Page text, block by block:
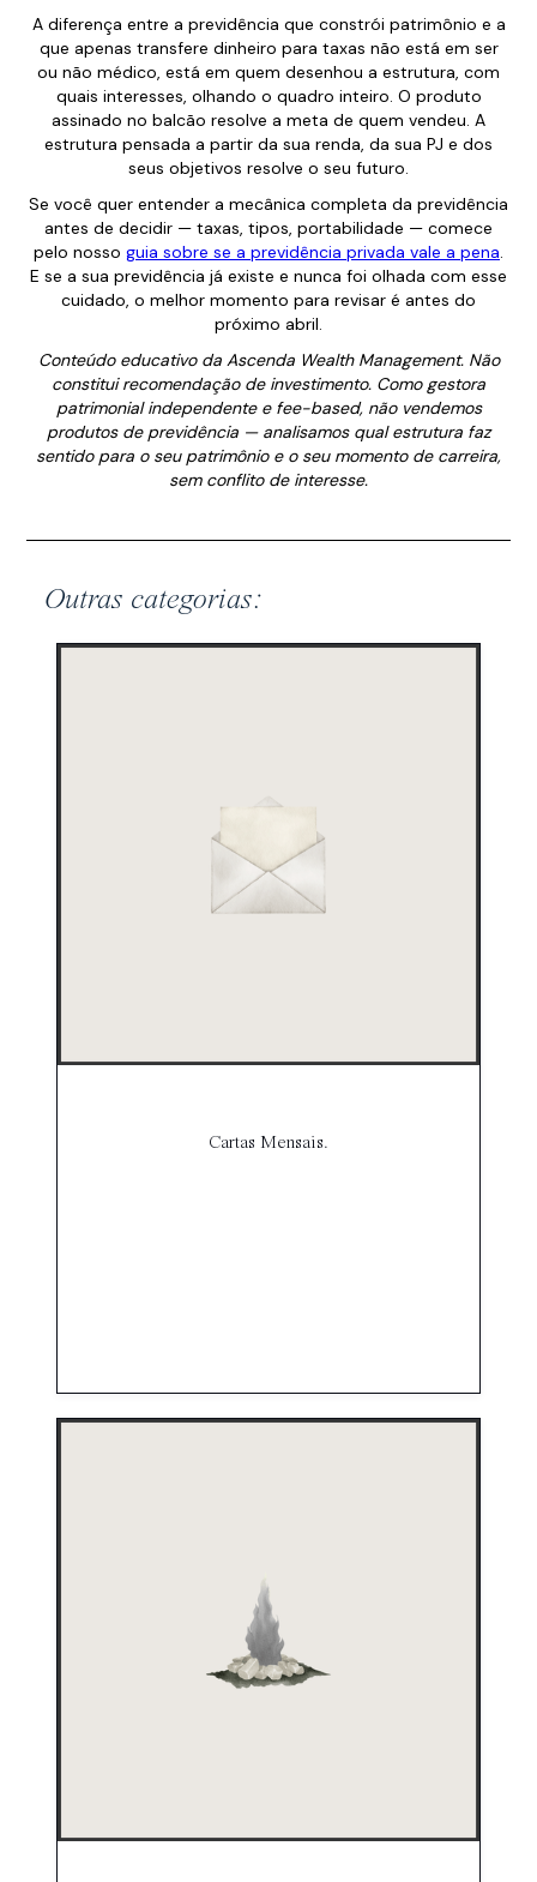
A diferença entre a previdência que constrói patrimônio e a
que apenas transfere dinheiro para taxas não está em ser
ou não médico, está em quem desenhou a estrutura, com
quais interesses, olhando o quadro inteiro. O produto
assinado no balcão resolve a meta de quem vendeu. A
estrutura pensada a partir da sua renda, da sua PJ e dos
seus objetivos resolve o seu futuro.
Se você quer entender a mecânica completa da previdência
antes de decidir — taxas, tipos, portabilidade — comece
pelo nosso guia sobre se a previdência privada vale a pena.
E se a sua previdência já existe e nunca foi olhada com esse
cuidado, o melhor momento para revisar é antes do
próximo abril.
Conteúdo educativo da Ascenda Wealth Management. Não
constitui recomendação de investimento. Como gestora
patrimonial independente e fee-based, não vendemos
produtos de previdência — analisamos qual estrutura faz
sentido para o seu patrimônio e o seu momento de carreira,
sem conflito de interesse.
Outras categorias:
Cartas Mensais.